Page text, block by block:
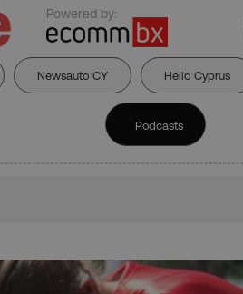
Powered by:
Newsauto CY Hello Cyprus
Podcasts